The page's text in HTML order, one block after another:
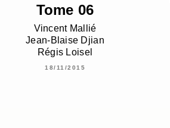
Tome 06
Vincent Mallié
Jean-Blaise Djian
Régis Loisel
18/11/2015